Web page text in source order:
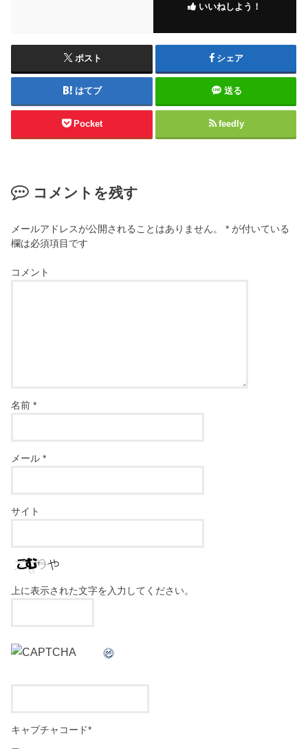
いいねしよう！
ポスト シェア
はてブ 送る
Pocket feedly
コメントを残す
メールアドレスが公開されることはありません。 * が付いている
欄は必須項目です
コメント
名前*
メール*
サイト
上に表示された文字を入力してください。
キャプチャコード*